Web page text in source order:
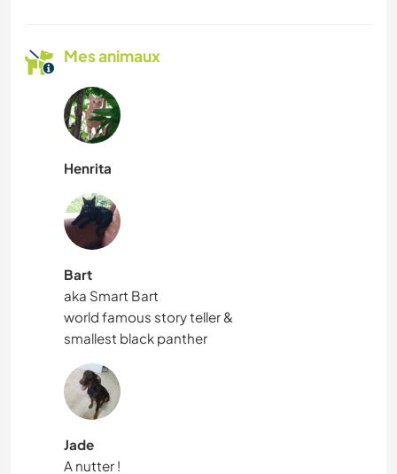
Mes animaux
Henrita
Bart
aka Smart Bart
world famous story teller &
smallest black panther
Jade
A nutter !